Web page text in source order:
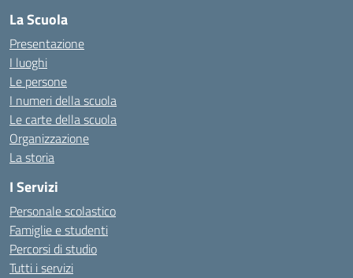
La Scuola
Presentazione
I luoghi
Le persone
I numeri della scuola
Le carte della scuola
Organizzazione
La storia
I Servizi
Personale scolastico
Famiglie e studenti
Percorsi di studio
Tutti i servizi